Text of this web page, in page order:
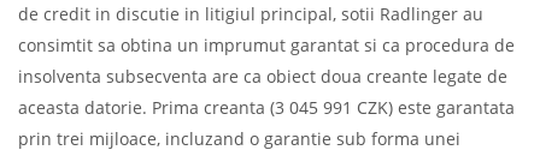
de credit in discutie in litigiul principal, sotii Radlinger au
consimtit sa obtina un imprumut garantat si ca procedura de
insolventa subsecventa are ca obiect doua creante legate de
aceasta datorie. Prima creanta (3 045 991 CZK) este garantata
prin trei mijloace, incluzand o garantie sub forma unei